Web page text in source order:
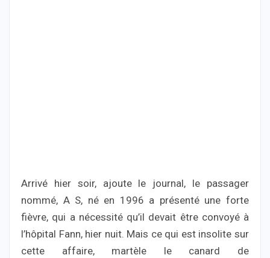
Arrivé hier soir, ajoute le journal, le passager
nommé, A S, né en 1996 a présenté une forte
fièvre, qui a nécessité qu’il devait être convoyé à
l’hôpital Fann, hier nuit. Mais ce qui est insolite sur
cette affaire, martèle le canard de